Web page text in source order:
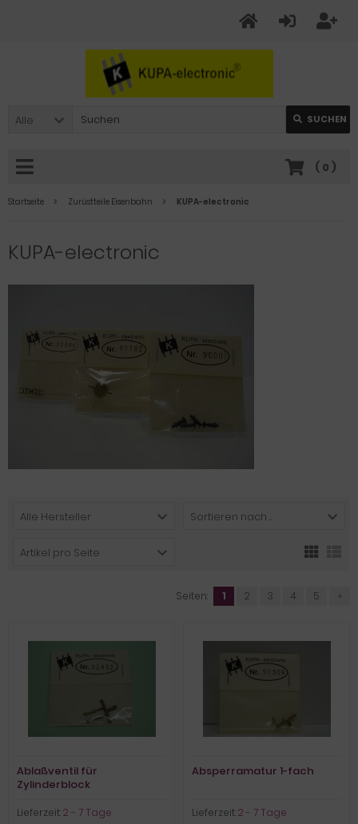
Alle SUCHEN
( 0 )
Startseite Zurüstteile Eisenbahn KUPA-electronic
KUPA-electronic
Alle Hersteller Sortieren nach ...
Artikel pro Seite
Seiten: 1 2 3 4 5 »
Ablaßventil für
Zylinderblock
Lieferzeit:2 - 7 Tage
Absperramatur 1-fach
Lieferzeit:2 - 7 Tage